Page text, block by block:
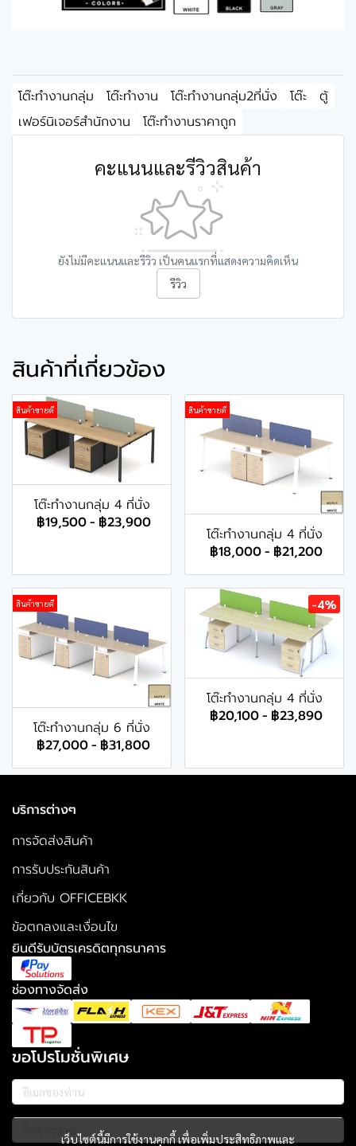
โต๊ะทำงานกลุ่ม โต๊ะทำงาน โต๊ะทำงานกลุ่ม2ที่นั่ง โต๊ะ
ตู้
เฟอร์นิเจอร์สำนักงาน
โต๊ะทำงานราคาถูก
คะแนนและรีวิวสินค้า
ยังไม่มีคะแนนและรีวิว เป็นคนแรกที่แสดงความคิดเห็น
รีวิว
สินค้าที่เกี่ยวข้อง
สินค้าขายดี
โต๊ะทำงานกลุ่ม 4 ที่นั่ง
฿19,500- ฿23,900
สินค้าขายดี
โต๊ะทำงานกลุ่ม 4 ที่นั่ง
฿18,000- ฿21,200
สินค้าขายดี
โต๊ะทำงานกลุ่ม 6 ที่นั่ง
฿27,000- ฿31,800
-4%
โต๊ะทำงานกลุ่ม 4 ที่นั่ง
฿20,100- ฿23,890
เว็บไซต์นี้มีการใช้งานคุกกี้ เพื่อเพิ่มประสิทธิภาพและ
บริการต่างๆ
การจัดส่งสินค้า
การรับประกันสินค้า
เกี่ยวกับ OFFICEBKK
ข้อตกลงและเงื่อนไข
ยินดีรับบัตรเครดิตทุกธนาคาร
ช่องทางจัดส่ง
ขอโปรโมชั่นพิเศษ